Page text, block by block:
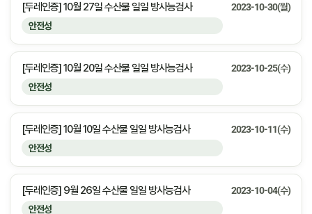
안전성
[두레인증] 10월 27일 수산물 일일 방사능검사 2023-10-30(월)
안전성
[두레인증] 10월 20일 수산물 일일 방사능검사 2023-10-25(수)
안전성
[두레인증] 10월 10일 수산물 일일 방사능검사 2023-10-11(수)
안전성
[두레인증] 9월 26일 수산물 일일 방사능검사 2023-10-04(수)